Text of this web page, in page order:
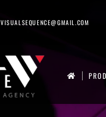
VISUALSEQUENCE@GMAIL.COM